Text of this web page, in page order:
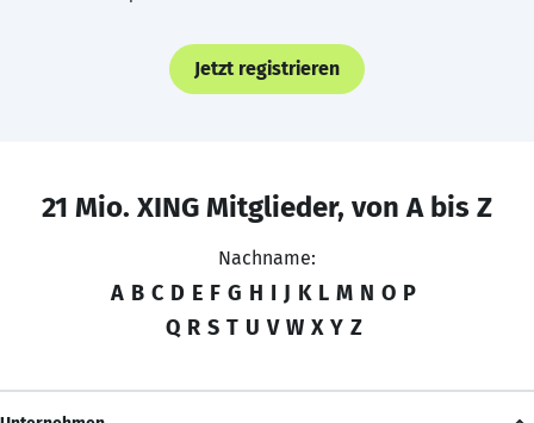
Jetzt registrieren
21 Mio. XING Mitglieder, von A bis Z
Nachname:
A B C D E F G H I J K L M N O P
Q R S T U V W X Y Z